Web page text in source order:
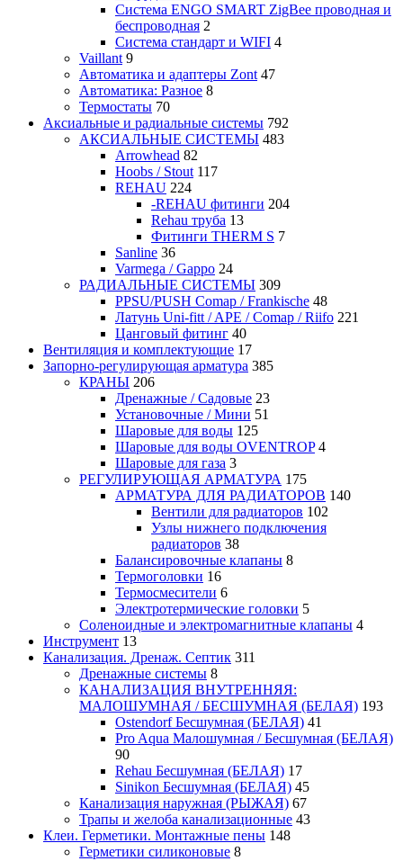
Система ENGO SMART ZigBee проводная и
беспроводная 2
Система стандарт и WIFI 4
Vaillant 9
Автоматика и адаптеры Zont 47
Автоматика: Разное 8
Термостаты 70
Аксиальные и радиальные системы 792
АКСИАЛЬНЫЕ СИСТЕМЫ 483
Arrowhead 82
Hoobs / Stout 117
REHAU 224
-REHAU фитинги 204
Rehau труба 13
Фитинги THERM S 7
Sanline 36
Varmega / Gappo 24
РАДИАЛЬНЫЕ СИСТЕМЫ 309
PPSU/PUSH Comap / Frankische 48
Латунь Uni-fitt / APE / Comap / Riifo 221
Цанговый фитинг 40
Вентиляция и комплектующие 17
Запорно-регулирующая арматура 385
КРАНЫ 206
Дренажные / Садовые 23
Установочные / Мини 51
Шаровые для воды 125
Шаровые для воды OVENTROP 4
Шаровые для газа 3
РЕГУЛИРУЮЩАЯ АРМАТУРА 175
АРМАТУРА ДЛЯ РАДИАТОРОВ 140
Вентили для радиаторов 102
Узлы нижнего подключения
радиаторов 38
Балансировочные клапаны 8
Термоголовки 16
Термосмесители 6
Электротермические головки 5
Соленоидные и электромагнитные клапаны 4
Инструмент 13
Канализация. Дренаж. Септик 311
Дренажные системы 8
КАНАЛИЗАЦИЯ ВНУТРЕННЯЯ:
МАЛОШУМНАЯ / БЕСШУМНАЯ (БЕЛАЯ) 193
Ostendorf Бесшумная (БЕЛАЯ) 41
Pro Aqua Малошумная / Бесшумная (БЕЛАЯ)
90
Rehau Бесшумная (БЕЛАЯ) 17
Sinikon Бесшумная (БЕЛАЯ) 45
Канализация наружная (РЫЖАЯ) 67
Трапы и желоба канализационные 43
Клеи. Герметики. Монтажные пены 148
Герметики силиконовые 8